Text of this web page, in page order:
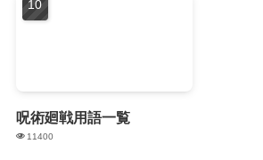
呪術廻戦用語一覧
11400